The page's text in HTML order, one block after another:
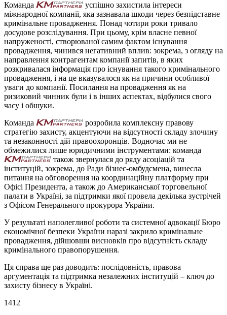
Команда
успішно захистила інтереси
міжнародної компанії, яка зазнавала шкоди через безпідставне
кримінальне провадження. Понад чотири роки тривало
досудове розслідування. При цьому, крім власне певної
напруженості, створюваної самим фактом існування
провадження, чинився негативний вплив: зокрема, з огляду на
направлення контрагентам компанії запитів, в яких
розкривалася інформація про існування такого кримінального
провадження, і на це вказувалося як на причини особливої
уваги до компанії. Посилання на провадження як на
ризиковий чинник були і в інших аспектах, відбулися свого
часу і обшуки.
Команда
розробила комплексну правову
стратегію захисту, акцентуючи на відсутності складу злочину
та незаконності дій правоохоронців. Водночас ми не
обмежилися лише юридичними інструментами: команда
також звернулася до ряду асоціацій та
інституцій, зокрема, до Ради бізнес-омбудсмена, винесла
питання на обговорення на координаційну платформу при
Офісі Президента, а також до Американської торговельної
палати в Україні, за підтримки якої провела декілька зустрічей
з Офісом Генерального прокурора України.
У результаті наполегливої роботи та системної адвокації Бюро
економічної безпеки України наразі закрило кримінальне
провадження, дійшовши висновків про відсутність складу
кримінального правопорушення.
Ця справа ще раз доводить: послідовність, правова
аргументація та підтримка незалежних інституцій – ключ до
захисту бізнесу в Україні.
1412